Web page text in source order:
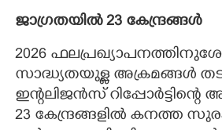
ജാഗ്രതയിൽ 23 കേന്ദ്രങ്ങൾ
2026
സാദ്ധ്യതയുള്ള അക്രമങ്ങൾ
ഇന്റലിജൻസ്
23 കേന്ദ്രങ്ങളിൽ കനത്ത